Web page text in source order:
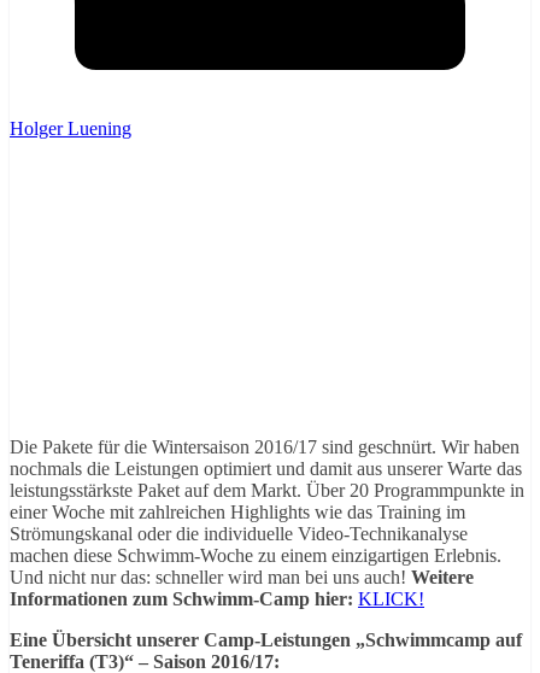
Holger Luening
Die Pakete für die Wintersaison 2016/17 sind geschnürt. Wir haben
nochmals die Leistungen optimiert und damit aus unserer Warte das
leistungsstärkste Paket auf dem Markt. Über 20 Programmpunkte in
einer Woche mit zahlreichen Highlights wie das Training im
Strömungskanal oder die individuelle Video-Technikanalyse
machen diese Schwimm-Woche zu einem einzigartigen Erlebnis.
Und nicht nur das: schneller wird man bei uns auch! Weitere
Informationen zum Schwimm-Camp hier: KLICK!
Eine Übersicht unserer Camp-Leistungen „Schwimmcamp auf
Teneriffa (T3)“ – Saison 2016/17: